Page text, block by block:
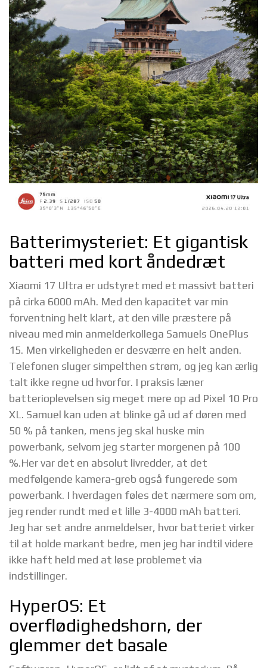
Batterimysteriet: Et gigantisk
batteri med kort åndedræt
Xiaomi 17 Ultra er udstyret med et massivt batteri
på cirka 6000 mAh. Med den kapacitet var min
forventning helt klart, at den ville præstere på
niveau med min anmelderkollega Samuels OnePlus
15. Men virkeligheden er desværre en helt anden.
Telefonen sluger simpelthen strøm, og jeg kan ærlig
talt ikke regne ud hvorfor. I praksis læner
batterioplevelsen sig meget mere op ad Pixel 10 Pro
XL. Samuel kan uden at blinke gå ud af døren med
50 % på tanken, mens jeg skal huske min
powerbank, selvom jeg starter morgenen på 100
%.Her var det en absolut livredder, at det
medfølgende kamera-greb også fungerede som
powerbank. I hverdagen føles det nærmere som om,
jeg render rundt med et lille 3-4000 mAh batteri.
Jeg har set andre anmeldelser, hvor batteriet virker
til at holde markant bedre, men jeg har indtil videre
ikke haft held med at løse problemet via
indstillinger.
HyperOS: Et
overflødighedshorn, der
glemmer det basale